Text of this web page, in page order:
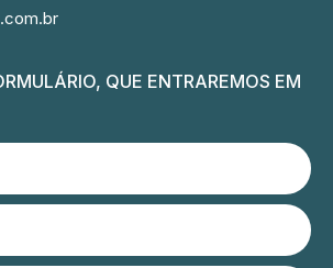
QUE ENTRAREMOS EM